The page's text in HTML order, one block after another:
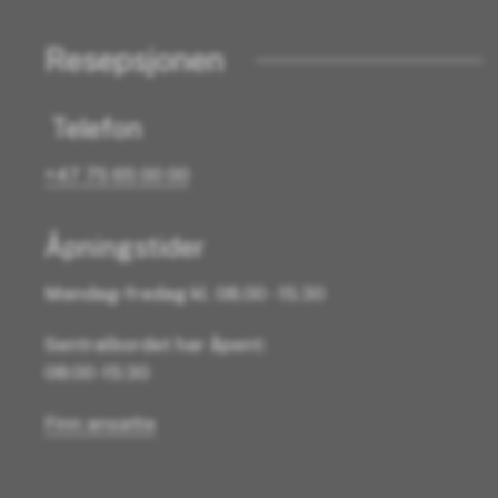
Resepsjonen
Telefon
+47 75 65 00 00
Åpningstider
Mandag-fredag kl. 08.00 - 15.30
Sentralbordet har åpent:
08:00 -15:30
Finn ansatte